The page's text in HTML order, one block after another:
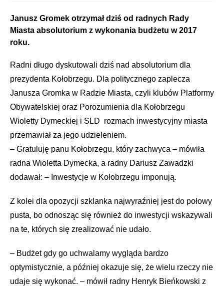
Janusz Gromek otrzymał dziś od radnych Rady
Miasta absolutorium z wykonania budżetu w 2017
roku.
Radni długo dyskutowali dziś nad absolutorium dla
prezydenta Kołobrzegu. Dla politycznego zaplecza
Janusza Gromka w Radzie Miasta, czyli klubów Platformy
Obywatelskiej oraz Porozumienia dla Kołobrzegu
Wioletty Dymeckiej i SLD rozmach inwestycyjny miasta
przemawiał za jego udzieleniem.
– Gratuluję panu Kołobrzegu, który zachwyca – mówiła
radna Wioletta Dymecka, a radny Dariusz Zawadzki
dodawał: – Inwestycje w Kołobrzegu imponują.
Z kolei dla opozycji szklanka najwyraźniej jest do połowy
pusta, bo odnosząc się również do inwestycji wskazywali
na te, których się zrealizować nie udało.
– Budżet gdy go uchwalamy wygląda bardzo
optymistycznie, a później okazuje się, że wielu rzeczy nie
udaje się wykonać. – mówił radny Henryk Bieńkowski z